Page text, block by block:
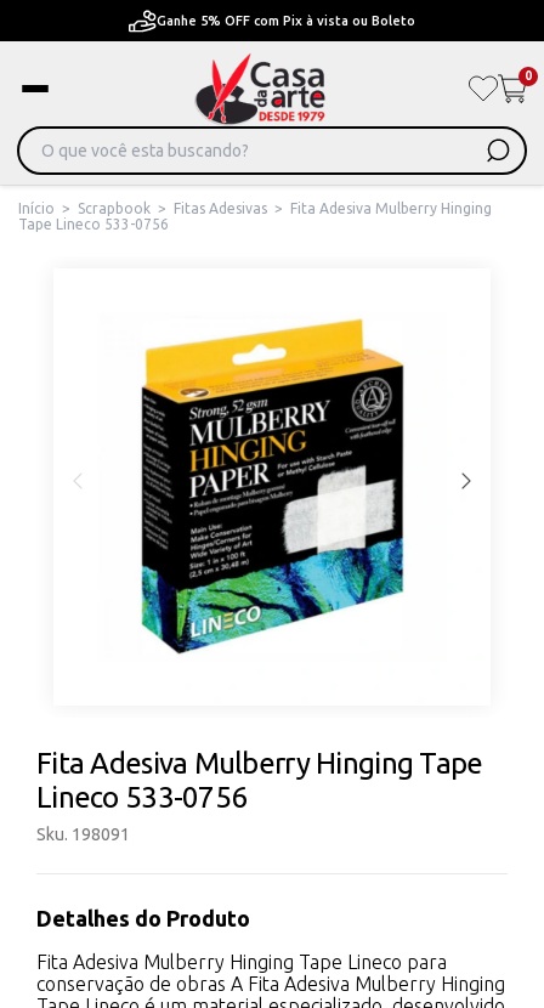
Pague em Até 6x sem juros ou ate 12x com juros
0
Início > Scrapbook > Fitas Adesivas >
Fita Adesiva Mulberry Hinging
Tape Lineco 533-0756
Fita Adesiva Mulberry Hinging Tape
Lineco 533-0756
Sku. 198091
Detalhes do Produto
Fita Adesiva Mulberry Hinging Tape Lineco para
conservação de obras A Fita Adesiva Mulberry Hinging